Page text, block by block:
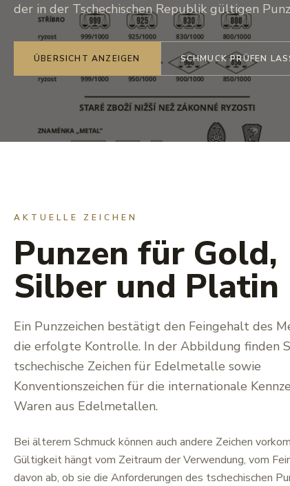
der in der Tschechischen Republik gültigen
ÜBERSICHT ANZEIGEN SCHMUCK PRÜFEN
AKTUELLE ZEICHEN
Punzen für Gold,
Silber und Platin
Ein Punzzeichen bestätigt den Feingehalt des
die erfolgte Kontrolle. In der Abbildung finden
tschechische Zeichen für Edelmetalle sowie
Konventionszeichen für die internationale
Waren aus Edelmetallen.
Bei älterem Schmuck können auch andere Zeichen
Gültigkeit hängt vom Zeitraum der Verwendung, vom
davon ab, ob sie die Anforderungen des tschechischen